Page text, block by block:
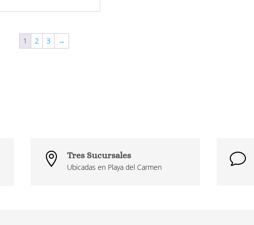
1 2 3 →
 Tres Sucursales
Ubicadas en Playa del Carmen
v